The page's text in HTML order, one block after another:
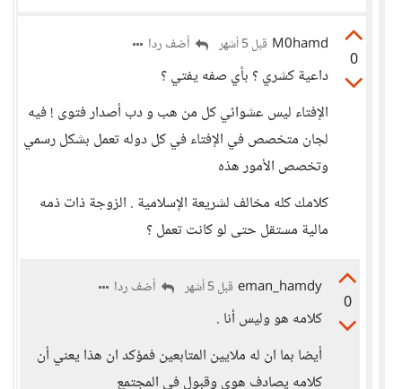
0
M0hamd قبل 5 أشهر أضف ردا
داعية كشري ؟ بأي صفه يفتي ؟
الإفتاء ليس عشوائي كل من هب و دب أصدار فتوى ! فيه
لجان متخصص في الإفتاء في كل دوله تعمل بشكل رسمي
وتخصص الأمور هذه
كلامك كله مخالف لشريعة الإسلامية . الزوجة ذات ذمه
مالية مستقل حتى لو كانت تعمل ؟
0
eman_hamdy قبل 5 أشهر أضف ردا
كلامه هو وليس أنا .
أيضا بما ان له ملايين المتابعين فمؤكد ان هذا يعني أن
كلامه يصادف هوي وقبول في المجتمع